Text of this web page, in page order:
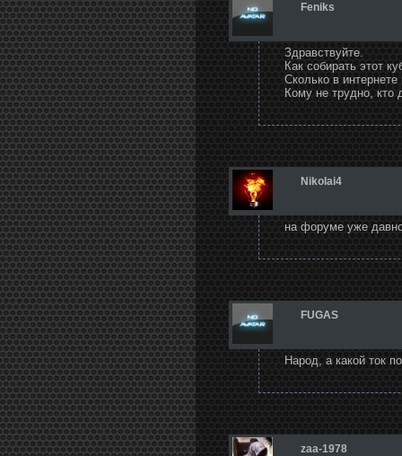
Feniks
Здравствуйте.
Как собирать этот
Сколько в
Кому не трудно,
Nikolai4
на форуме уже
FUGAS
Народ, а какой ток
zaa-1978